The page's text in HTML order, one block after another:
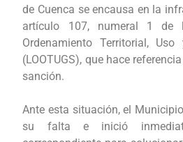
de Cuenca se encausa en la
artículo 107, numeral 1 de
Ordenamiento Territorial,
(LOOTUGS), que hace
sanción.
Ante esta situación, el
su falta e inició